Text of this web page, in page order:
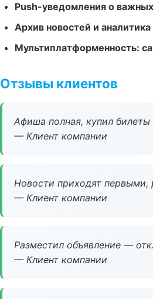
Push-уведомления о
Архив новостей и аналитика
Мультиплатформенность:
Отзывы клиентов
Афиша полная, купил билеты
— Клиент компании
Новости приходят первыми,
— Клиент компании
Разместил объявление —
— Клиент компании